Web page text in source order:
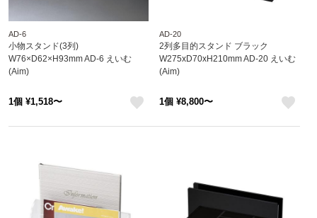
AD-6
小物スタンド(3列)
W76×D62×H93mm AD-6 えいむ
(Aim)
1個 ¥1,518〜
AD-20
2列多目的スタンド ブラック
W275xD70xH210mm AD-20 えいむ
(Aim)
1個 ¥8,800〜